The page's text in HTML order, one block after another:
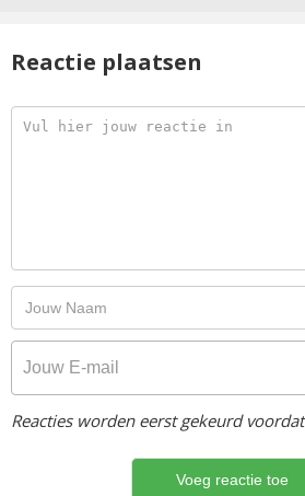
Reactie plaatsen
Reacties worden eerst gekeurd